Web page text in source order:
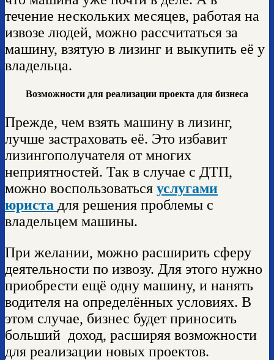
течение нескольких месяцев, работая на
извозе людей, можно рассчитаться за
машину, взятую в лизинг и выкупить её у
владельца.
Возможности для реализации проекта для бизнеса
Прежде, чем взять машину в лизинг,
лучше застраховать её. Это избавит
лизингополучателя от многих
неприятностей. Так в случае с ДТП,
можно воспользоваться услугами
юриста для решения проблемы с
владельцем машины.
При желании, можно расширить сферу
деятельности по извозу. Для этого нужно
приобрести ещё одну машину, и нанять
водителя на определённых условиях. В
этом случае, бизнес будет приносить
больший доход, расширяя возможности
для реализации новых проектов.